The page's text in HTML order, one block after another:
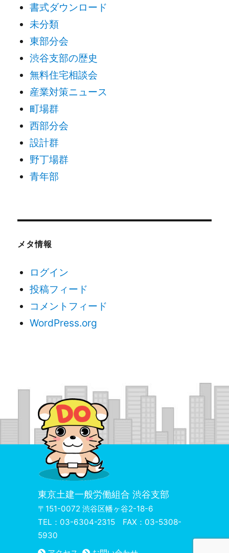
書式ダウンロード
未分類
東部分会
渋谷支部の歴史
無料住宅相談会
産業対策ニュース
町場群
西部分会
設計群
野丁場群
青年部
メタ情報
ログイン
投稿フィード
コメントフィード
WordPress.org
東京土建一般労働組合 渋谷支部
〒151-0072 渋谷区幡ヶ谷2-18-6
TEL：03-6304-2315 FAX：03-5308-
5930